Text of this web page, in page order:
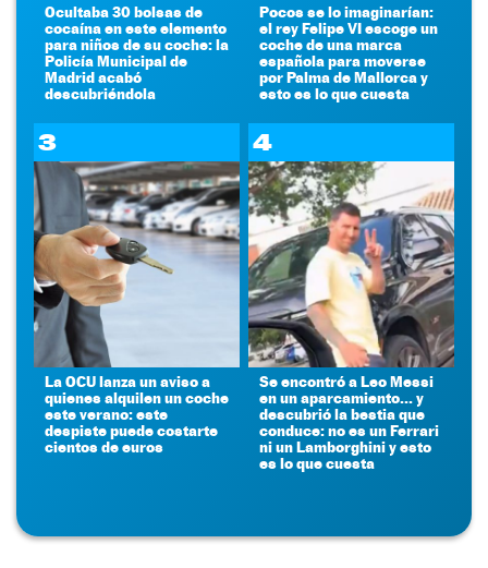
Ocultaba 30 bolsas de
cocaína en este elemento
para niños de su coche: la
Policía Municipal de
Madrid acabó
descubriéndola
Pocos se lo imaginarían:
el rey Felipe VI escoge un
coche de una marca
española para moverse
por Palma de Mallorca y
esto es lo que cuesta
3
La OCU lanza un aviso a
quienes alquilen un coche
este verano: este
despiste puede costarte
cientos de euros
4
Se encontró a Leo Messi
en un aparcamiento... y
descubrió la bestia que
conduce: no es un Ferrari
ni un Lamborghini y esto
es lo que cuesta